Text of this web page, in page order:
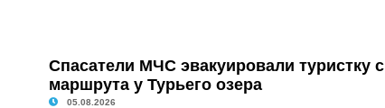
Спасатели МЧС эвакуировали туристку с
маршрута у Турьего озера
05.08.2026